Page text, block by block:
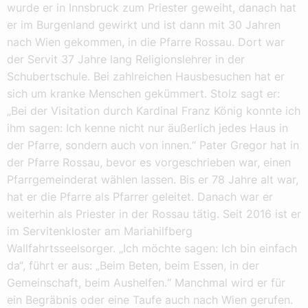
wurde er in Innsbruck zum Priester geweiht, danach hat
er im Burgenland gewirkt und ist dann mit 30 Jahren
nach Wien gekommen, in die Pfarre Rossau. Dort war
der Servit 37 Jahre lang Religionslehrer in der
Schubertschule. Bei zahlreichen Hausbesuchen hat er
sich um kranke Menschen gekümmert. Stolz sagt er:
„Bei der Visitation durch Kardinal Franz König konnte ich
ihm sagen: Ich kenne nicht nur äußerlich jedes Haus in
der Pfarre, sondern auch von innen.“ Pater Gregor hat in
der Pfarre Rossau, bevor es vorgeschrieben war, einen
Pfarrgemeinderat wählen lassen. Bis er 78 Jahre alt war,
hat er die Pfarre als Pfarrer geleitet. Danach war er
weiterhin als Priester in der Rossau tätig. Seit 2016 ist er
im Servitenkloster am Mariahilfberg
Wallfahrtsseelsorger. „Ich möchte sagen: Ich bin einfach
da“, führt er aus: „Beim Beten, beim Essen, in der
Gemeinschaft, beim Aushelfen.“ Manchmal wird er für
ein Begräbnis oder eine Taufe auch nach Wien gerufen.